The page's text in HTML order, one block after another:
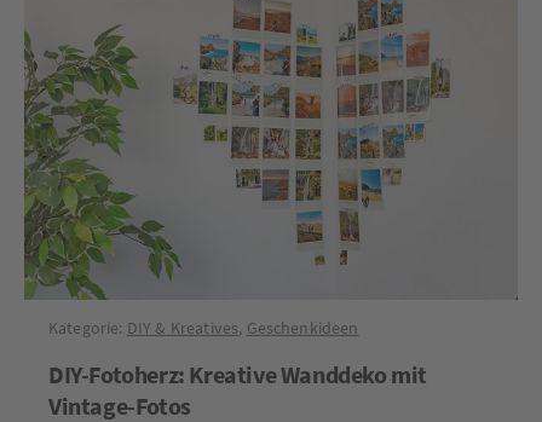
Kategorie: DIY & Kreatives, Geschenkideen
DIY-Fotoherz: Kreative Wanddeko mit
Vintage-Fotos